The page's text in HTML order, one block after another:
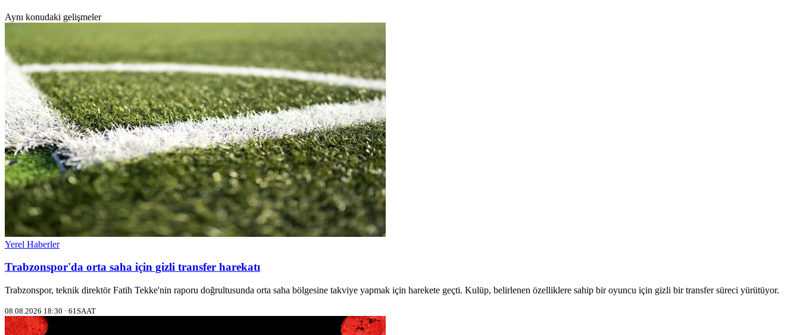
Aynı konudaki gelişmeler
Yerel Haberler
Trabzonspor'da orta saha için gizli transfer harekatı
Trabzonspor, teknik direktör Fatih Tekke'nin raporu doğrultusunda orta saha bölgesine takviye yapmak için harekete geçti. Kulüp, belirlenen özelliklere sahip bir oyuncu için gizli bir transfer süreci yürütüyor.
08.08.2026 18:30 · 61SAAT